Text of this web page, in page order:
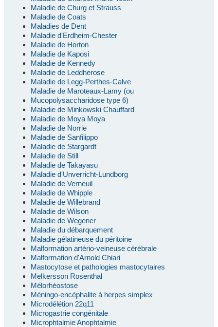
Maladie de Churg et Strauss
Maladie de Coats
Maladies de Dent
Maladie d'Erdheim-Chester
Maladie de Horton
Maladie de Kaposi
Maladie de Kennedy
Maladie de Leddherose
Maladie de Legg-Perthes-Calve
Maladie de Maroteaux-Lamy (ou
Mucopolysaccharidose type 6)
Maladie de Minkowski Chauffard
Maladie de Moya Moya
Maladie de Norrie
Maladie de Sanfilippo
Maladie de Stargardt
Maladie de Still
Maladie de Takayasu
Maladie d'Unverricht-Lundborg
Maladie de Verneuil
Maladie de Whipple
Maladie de Willebrand
Maladie de Wilson
Maladie de Wegener
Maladie du débarquement
Maladie gélatineuse du péritoine
Malformation artério-veineuse cérébrale
Malformation d'Arnold Chiari
Mastocytose et pathologies mastocytaires
Melkersson Rosenthal
Mélorhéostose
Méningo-encéphalite à herpes simplex
Microdélétion 22q11
Microgastrie congénitale
Microphtalmie Anophtalmie